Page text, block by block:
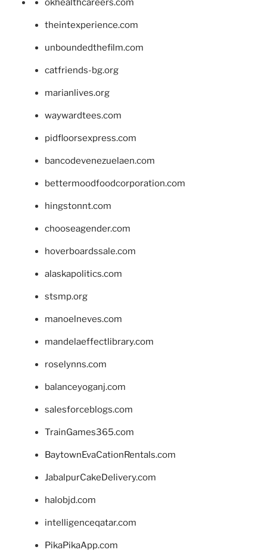
okhealthcareers.com
theintexperience.com
unboundedthefilm.com
catfriends-bg.org
marianlives.org
waywardtees.com
pidfloorsexpress.com
bancodevenezuelaen.com
bettermoodfoodcorporation.com
hingstonnt.com
chooseagender.com
hoverboardssale.com
alaskapolitics.com
stsmp.org
manoelneves.com
mandelaeffectlibrary.com
roselynns.com
balanceyoganj.com
salesforceblogs.com
TrainGames365.com
BaytownEvaCationRentals.com
JabalpurCakeDelivery.com
halobjd.com
intelligenceqatar.com
PikaPikaApp.com